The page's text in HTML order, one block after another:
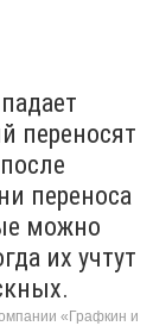
переносят
переноса
можно
их учтут
«Графкин и